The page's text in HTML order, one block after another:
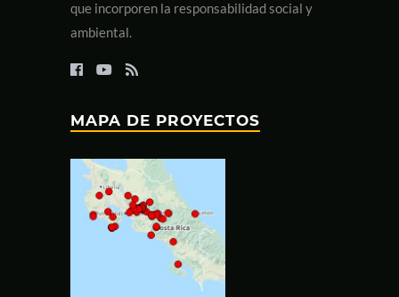
que incorporen la responsabilidad social y
ambiental.
MAPA DE PROYECTOS